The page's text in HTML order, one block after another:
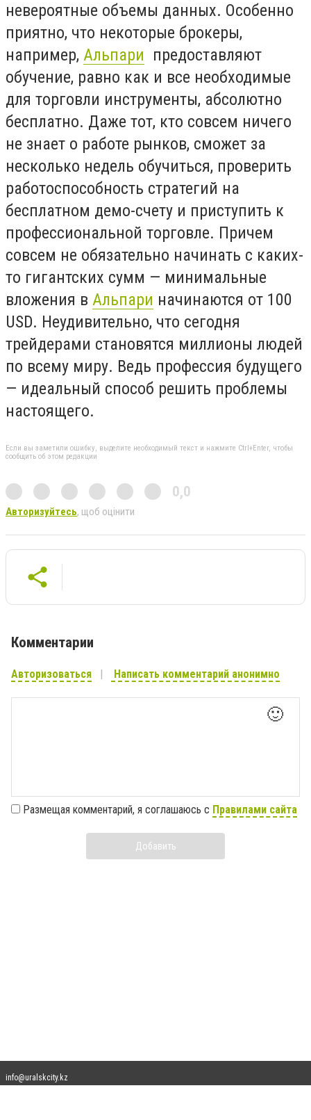
невероятные объемы данных. Особенно
приятно, что некоторые брокеры,
например, Альпари предоставляют
обучение, равно как и все необходимые
для торговли инструменты, абсолютно
бесплатно. Даже тот, кто совсем ничего
не знает о работе рынков, сможет за
несколько недель обучиться, проверить
работоспособность стратегий на
бесплатном демо-счету и приступить к
профессиональной торговле. Причем
совсем не обязательно начинать с каких-
то гигантских сумм — минимальные
вложения в Альпари начинаются от 100
USD. Неудивительно, что сегодня
трейдерами становятся миллионы людей
по всему миру. Ведь профессия будущего
— идеальный способ решить проблемы
настоящего.
Если вы заметили ошибку, выделите необходимый текст и нажмите Ctrl+Enter, чтобы
сообщить об этом редакции
0,0
Авторизуйтесь, щоб оцінити
Комментарии
Авторизоваться Написать комментарий анонимно
🙂
Размещая комментарий, я соглашаюсь с Правилами сайта
Добавить
info@uralskcity.kz